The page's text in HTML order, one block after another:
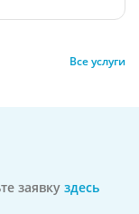
Все услуги
заявку здесь